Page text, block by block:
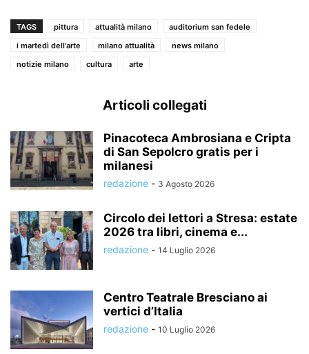
TAGS pittura attualità milano
auditorium san fedele
i martedì dell'arte
milano attualità
news milano
notizie milano
cultura arte
Articoli collegati
Pinacoteca Ambrosiana e Cripta
di San Sepolcro gratis per i
milanesi
redazione - 3 Agosto 2026
Circolo dei lettori a Stresa: estate
2026 tra libri, cinema e...
redazione - 14 Luglio 2026
Centro Teatrale Bresciano ai
vertici d’Italia
redazione - 10 Luglio 2026